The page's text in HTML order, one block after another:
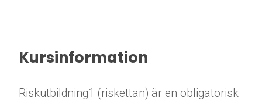
Kursinformation
Riskutbildning1 (riskettan) är en obligatorisk